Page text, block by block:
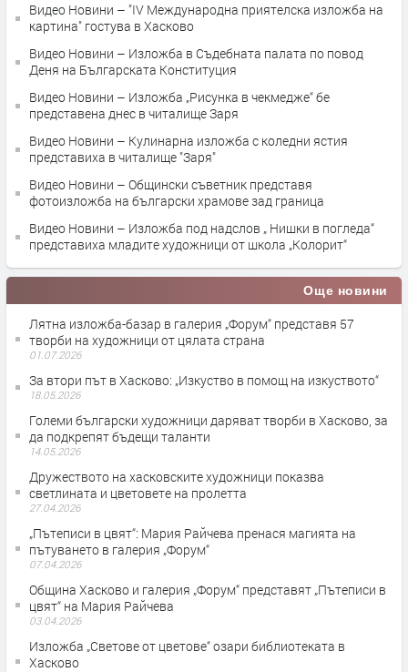
Видео Новини – "IV Mеждународна приятелска изложба на
картина" гостува в Хасково
Видео Новини – Изложба в Съдебната палата по повод
Деня на Българската Конституция
Видео Новини – Изложба „Рисунка в чекмедже“ бе
представена днес в читалище Заря
Видео Новини – Кулинарна изложба с коледни ястия
представиха в читалище "Заря"
Видео Новини – Oбщински съветник представя
фотоизложба на български храмове зад граница
Видео Новини – Изложба под надслов „ Нишки в погледа“
представиха младите художници от школа „Колорит“
Още новини
Лятна изложба-базар в галерия „Форум“ представя 57
творби на художници от цялата страна
01.07.2026
За втори път в Хасково: „Изкуство в помощ на изкуството“
18.05.2026
Големи български художници даряват творби в Хасково, за
да подкрепят бъдещи таланти
14.05.2026
Дружеството на хасковските художници показва
светлината и цветовете на пролетта
27.04.2026
„Пътеписи в цвят“: Мария Райчева пренася магията на
пътуването в галерия „Форум“
07.04.2026
Община Хасково и галерия „Форум“ представят „Пътеписи в
цвят“ на Мария Райчева
03.04.2026
Изложба „Светове от цветове“ озари библиотеката в
Хасково